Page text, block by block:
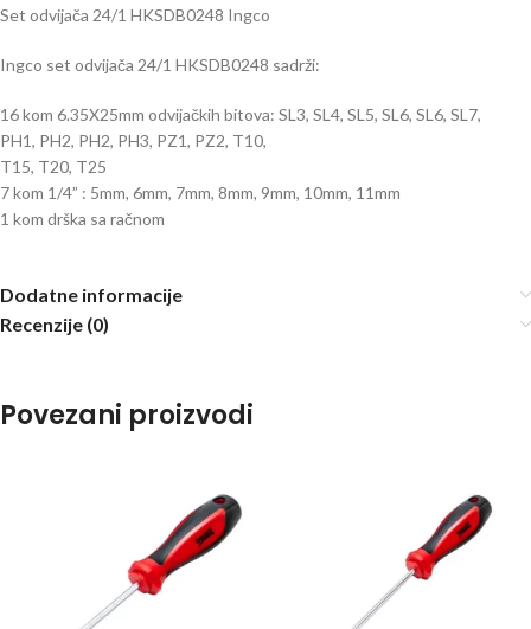
Set odvijača 24/1 HKSDB0248 Ingco
Ingco set odvijača 24/1 HKSDB0248 sadrži:
16 kom 6.35X25mm odvijačkih bitova: SL3, SL4, SL5, SL6, SL6, SL7,
PH1, PH2, PH2, PH3, PZ1, PZ2, T10,
T15, T20, T25
7 kom 1/4” : 5mm, 6mm, 7mm, 8mm, 9mm, 10mm, 11mm
1 kom drška sa račnom
Dodatne informacije
Recenzije (0)
Povezani proizvodi